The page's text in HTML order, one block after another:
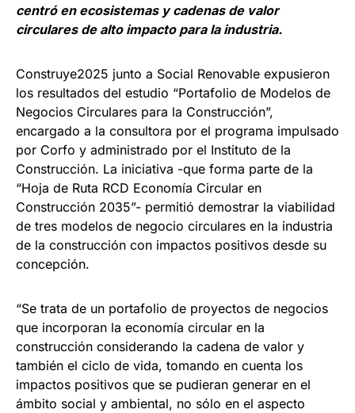
centró en ecosistemas y cadenas de valor
circulares de alto impacto para la industria.
Construye2025 junto a Social Renovable expusieron
los resultados del estudio “Portafolio de Modelos de
Negocios Circulares para la Construcción”,
encargado a la consultora por el programa impulsado
por Corfo y administrado por el Instituto de la
Construcción. La iniciativa -que forma parte de la
“Hoja de Ruta RCD Economía Circular en
Construcción 2035”- permitió demostrar la viabilidad
de tres modelos de negocio circulares en la industria
de la construcción con impactos positivos desde su
concepción.
“Se trata de un portafolio de proyectos de negocios
que incorporan la economía circular en la
construcción considerando la cadena de valor y
también el ciclo de vida, tomando en cuenta los
impactos positivos que se pudieran generar en el
ámbito social y ambiental, no sólo en el aspecto